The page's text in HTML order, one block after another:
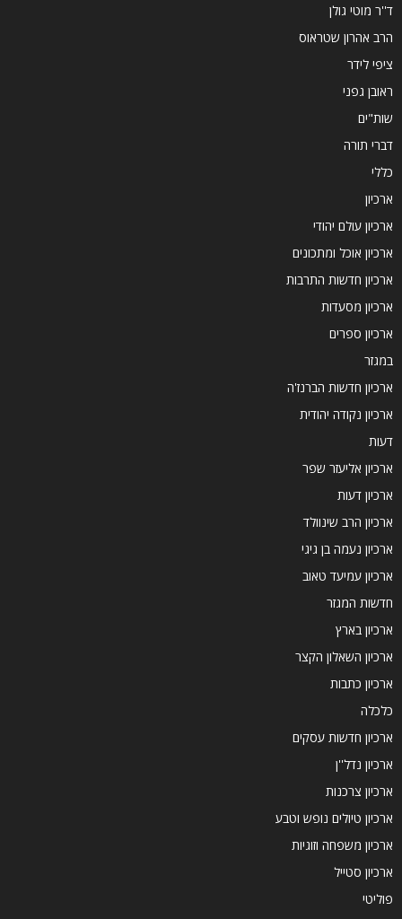
ד''ר מוטי גולן
הרב אהרון שטראוס
ציפי לידר
ראובן גפני
שות"ים
דברי תורה
כללי
ארכיון
ארכיון עולם יהודי
ארכיון אוכל ומתכונים
ארכיון חדשות התרבות
ארכיון מסעדות
ארכיון ספרים
במגזר
ארכיון חדשות הברנז'ה
ארכיון נקודה יהודית
דעות
ארכיון אליעזר שפר
ארכיון דעות
ארכיון הרב שינוולד
ארכיון נעמה בן גיגי
ארכיון עמיעד טאוב
חדשות המגזר
ארכיון בארץ
ארכיון השאלון הקצר
ארכיון כתבות
כלכלה
ארכיון חדשות עסקים
ארכיון נדל''ן
ארכיון צרכנות
ארכיון טיולים נופש וטבע
ארכיון משפחה וזוגיות
ארכיון סטייל
פוליטי